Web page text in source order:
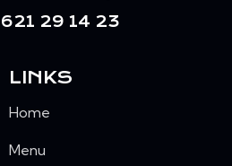
621 29 14 23
LINKS
Home
Menu